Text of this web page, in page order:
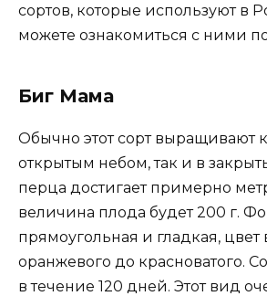
сортов, которые используют в
можете ознакомиться с ними
Биг Мама
Обычно этот сорт выращивают
открытым небом, так и в
перца достигает примерно
величина плода будет 200 г.
прямоугольная и гладкая, цвет
оранжевого до красноватого.
в течение 120 дней. Этот вид